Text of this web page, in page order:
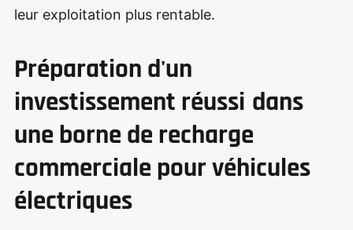
leur exploitation plus rentable.
Préparation d'un
investissement réussi dans
une borne de recharge
commerciale pour véhicules
électriques